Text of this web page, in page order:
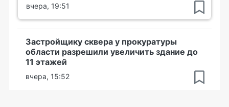
вчера, 19:51
Застройщику сквера у прокуратуры
области разрешили увеличить здание до
11 этажей
вчера, 15:52